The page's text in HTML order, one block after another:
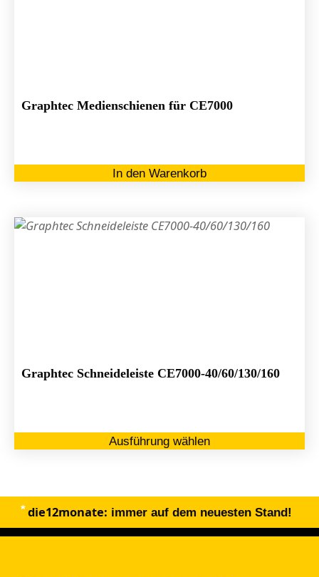
Graphtec Medienschienen für CE7000
In den Warenkorb
Graphtec Schneideleiste CE7000-40/60/130/160
Ausführung wählen
die12monate: immer auf dem neuesten Stand!